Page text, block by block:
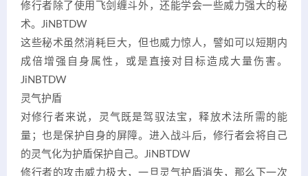
修行者除了使用飞剑缠斗外，还能学会一些威力强大的秘
术。 JiNBTDW
这些秘术虽然消耗巨大，但也威力惊人，譬如可以短期内
成倍增强自身属性，或是直接对目标造成大量伤害。
JiNBTDW
灵气护盾
对修行者来说，灵气既是驾驭法宝，释放术法所需的能
量；也是保护自身的屏障。进入战斗后，修行者会将自己
的灵气化为护盾保护自己。 JiNBTDW
修行者的攻击威力极大，一旦灵气护盾消失，那么下一次